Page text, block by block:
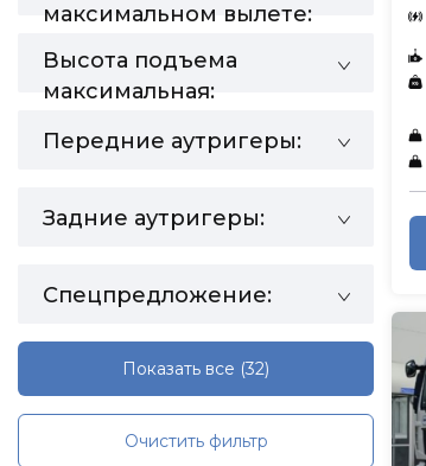
максимальном вылете:
Высота подъема
максимальная:
Передние аутригеры:
Задние аутригеры:
Спецпредложение:
Показать все (32)
Очистить фильтр